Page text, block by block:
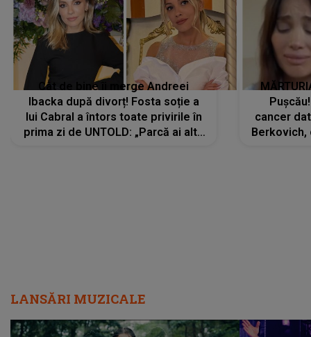
Cât de bine îi merge Andreei
Ibacka după divorț! Fosta soție a
lui Cabral a întors toate privirile în
prima zi de UNTOLD: „Parcă ai altă
cancer
Berkovich,
LANSĂRI MUZICALE